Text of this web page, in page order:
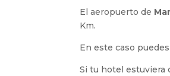
El aeropuerto de
Km.
En este caso
Si tu hotel estuviera